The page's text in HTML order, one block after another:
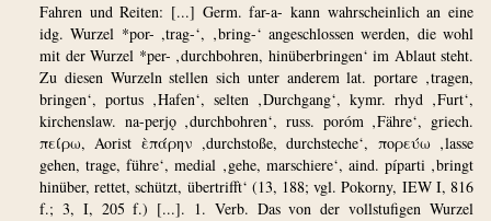
Fahren und Reiten: [...] Germ. far-a- kann wahrscheinlich an eine
idg. Wurzel *por- ,trag-‘, ‚bring-‘ angeschlossen werden, die wohl
mit der Wurzel *per- ‚durchbohren, hinüberbringen‘ im Ablaut steht.
Zu diesen Wurzeln stellen sich unter anderem lat. portare ‚tragen,
bringen‘, portus ‚Hafen‘, selten ‚Durchgang‘, kymr. rhyd ‚Furt‘,
kirchenslaw. na-perjǫ ‚durchbohren‘, russ. poróm ‚Fähre‘, griech.
πείρω, Aorist ὲπάρην ,durchstoße, durchsteche‘, πορεύω ‚lasse
gehen, trage, führe‘, medial ‚gehe, marschiere‘, aind. píparti ‚bringt
hinüber, rettet, schützt, übertrifft‘ (13, 188; vgl. Pokorny, IEW I, 816
f.; 3, I, 205 f.) [...]. 1. Verb. Das von der vollstufigen Wurzel